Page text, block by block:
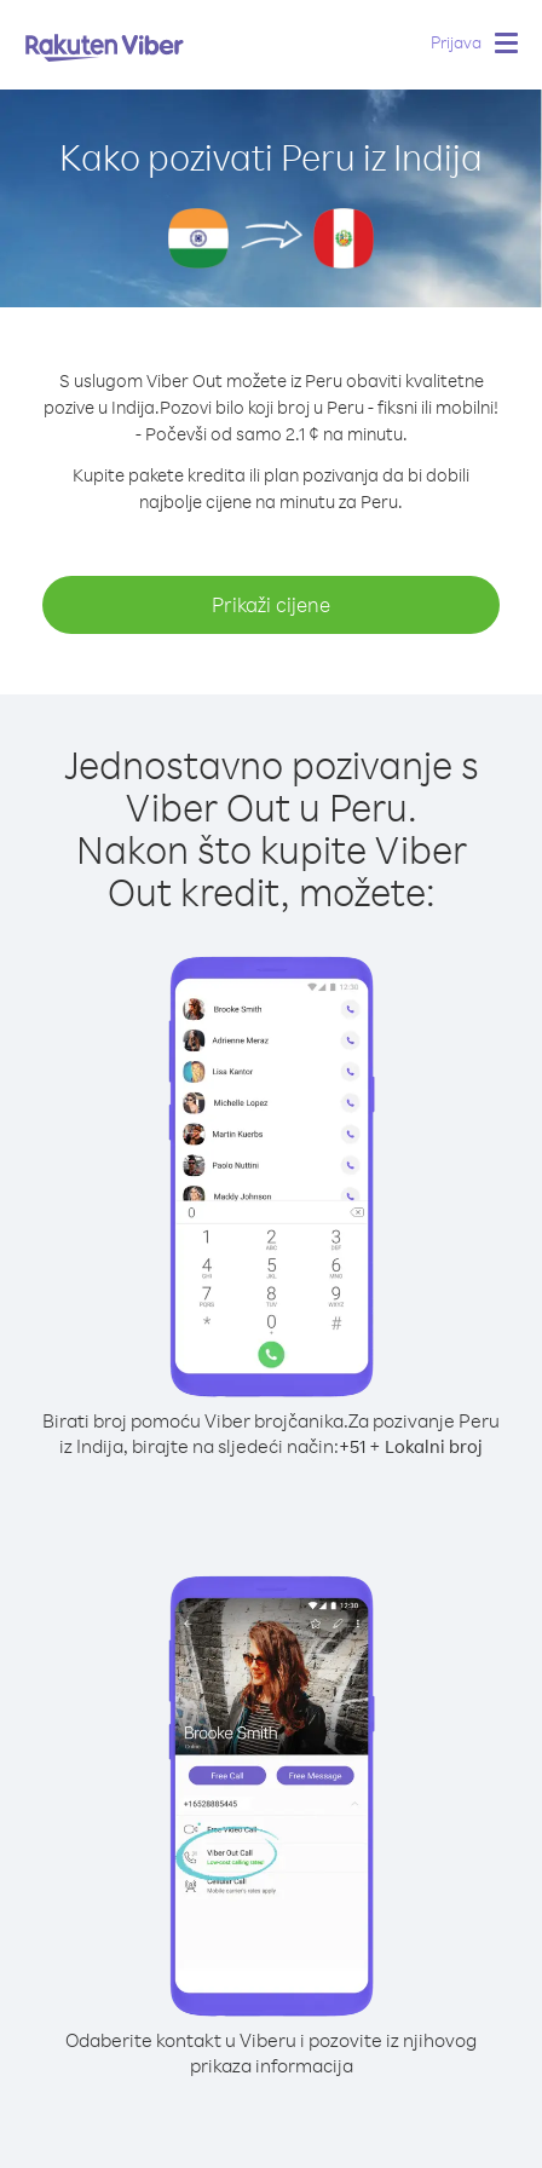
Prijava
Kako pozivati Peru iz Indija
S uslugom Viber Out možete iz Peru obaviti kvalitetne
pozive u Indija.Pozovi bilo koji broj u Peru - fiksni ili mobilni!
- Počevši od samo 2.1 ¢ na minutu.
Kupite pakete kredita ili plan pozivanja da bi dobili
najbolje cijene na minutu za Peru.
Prikaži cijene
Jednostavno pozivanje s
Viber Out u Peru.
Nakon što kupite Viber
Out kredit, možete:
Birati broj pomoću Viber brojčanika.Za pozivanje Peru
iz Indija, birajte na sljedeći način:+51 + Lokalni broj
Odaberite kontakt u Viberu i pozovite iz njihovog
prikaza informacija